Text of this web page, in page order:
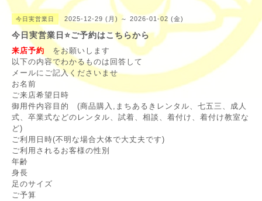
今日実営業日 2025-12-29 (月) ～ 2026-01-02 (金)
今日実営業日⭐️ご予約はこちらから
来店予約 をお願いします
以下の内容でわかるものは回答して
メールにご記入くださいませ
お名前
ご来店希望日時
御用件内容目的 (商品購入,まちあるきレンタル、七五三、成人
式、卒業式などのレンタル、試着、相談、着付け、着付け教室な
ど)
ご利用日時(不明な場合大体で大丈夫です)
ご利用されるお客様の性別
年齢
身長
足のサイズ
ご予算